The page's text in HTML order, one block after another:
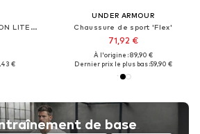
Chaussure de sport 'TRAXION LITE MAX'
€
UNDER ARMOUR
Chaussure de sport 'Flex'
71,92 €
À l'origine : 89,90 €
Dernier prix le plus bas :59,90 €
de base